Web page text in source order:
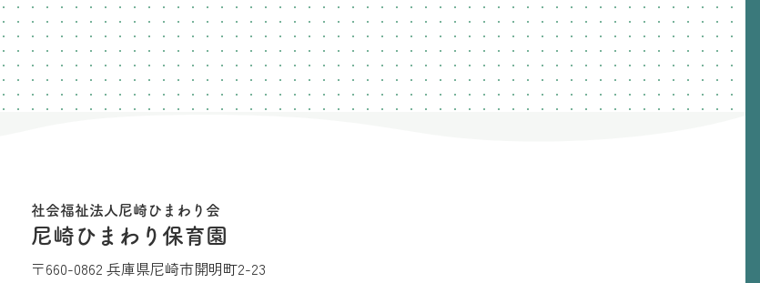
社会福祉法人尼崎ひまわり会
尼崎ひまわり保育園
〒660-0862 兵庫県尼崎市開明町2-23